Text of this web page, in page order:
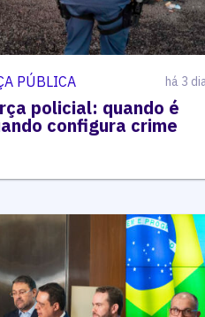
PÚBLICA há 3
policial: quando é
configura crime